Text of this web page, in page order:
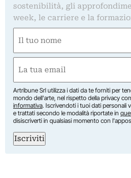
sostenibilità, gli
week, le carriere e la
(Obbligatorio)
Nome
(Obbligatorio)
Artribune Srl utilizza i dati da te forniti per
mondo dell'arte, nel rispetto della privacy
informativa. Iscrivendoti i tuoi dati personali
e trattati secondo le modalità riportate in
disiscriverti in qualsiasi momento con
Iscriviti